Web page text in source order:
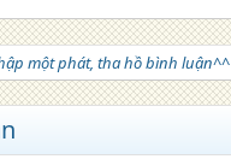
một phát, tha hồ bình luận^^